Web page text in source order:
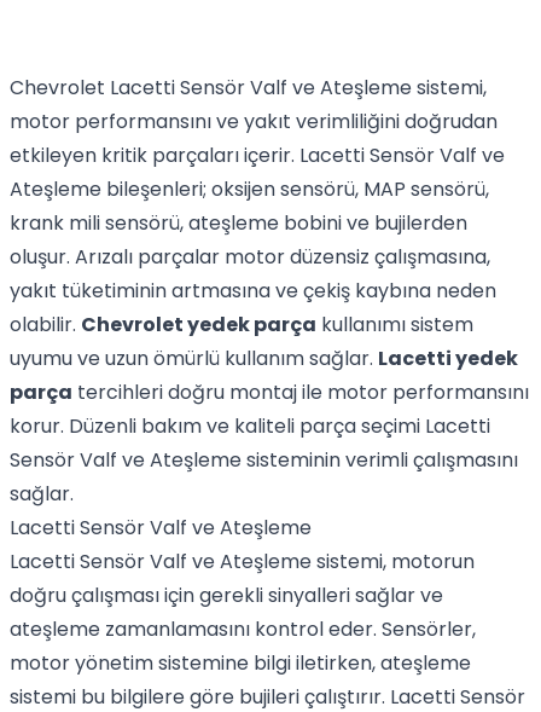
Chevrolet Lacetti Sensör Valf ve Ateşleme sistemi,
motor performansını ve yakıt verimliliğini doğrudan
etkileyen kritik parçaları içerir. Lacetti Sensör Valf ve
Ateşleme bileşenleri; oksijen sensörü, MAP sensörü,
krank mili sensörü, ateşleme bobini ve bujilerden
oluşur. Arızalı parçalar motor düzensiz çalışmasına,
yakıt tüketiminin artmasına ve çekiş kaybına neden
olabilir. Chevrolet yedek parça kullanımı sistem
uyumu ve uzun ömürlü kullanım sağlar. Lacetti yedek
parça tercihleri doğru montaj ile motor performansını
korur. Düzenli bakım ve kaliteli parça seçimi Lacetti
Sensör Valf ve Ateşleme sisteminin verimli çalışmasını
sağlar.
Lacetti Sensör Valf ve Ateşleme
Lacetti Sensör Valf ve Ateşleme sistemi, motorun
doğru çalışması için gerekli sinyalleri sağlar ve
ateşleme zamanlamasını kontrol eder. Sensörler,
motor yönetim sistemine bilgi iletirken, ateşleme
sistemi bu bilgilere göre bujileri çalıştırır. Lacetti Sensör